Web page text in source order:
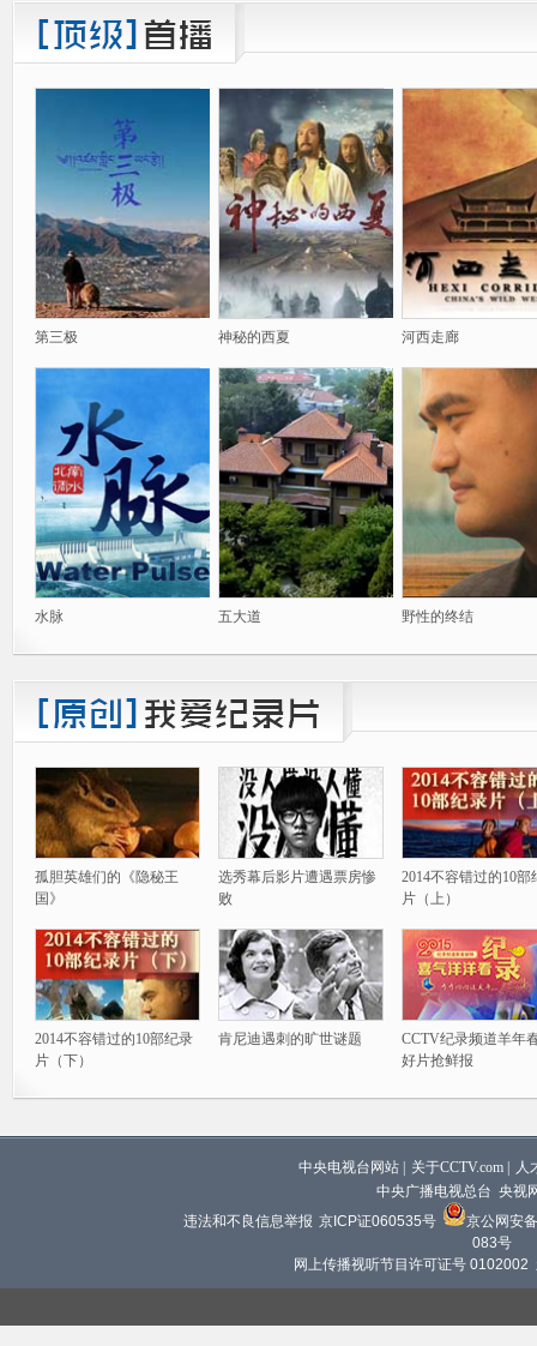
第三极 神秘的西夏 河西走廊
水脉 五大道 野性的终结
孤胆英雄们的《隐秘王
国》
选秀幕后影片遭遇票房惨
败
2014不容错过的10部
片（上）
2014不容错过的10部纪录
片（下）
肯尼迪遇刺的旷世谜题
CCTV纪录频道羊年
好片抢鲜报
中央电视台网站 关于CCTV.com
人
中央广播电视总台 央视
违法和不良信息举报 京ICP证060535号
京公网安
083号
网上传播视听节目许可证号